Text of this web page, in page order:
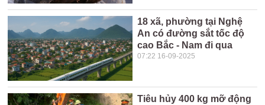
18 xã, phường tại Nghệ
An có đường sắt tốc độ
cao Bắc - Nam đi qua
07:22 16-09-2025
Tiêu hủy 400 kg mỡ động